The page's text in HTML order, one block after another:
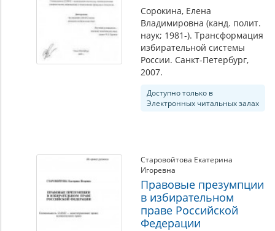
Сорокина, Елена
Владимировна (канд. полит.
наук; 1981-). Трансформация
избирательной системы
России. Санкт-Петербург,
2007.
Доступно только в
Электронных читальных залах
Старовойтова Екатерина
Игоревна
Правовые презумпции
в избирательном
праве Российской
Федерации